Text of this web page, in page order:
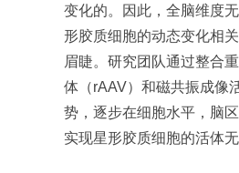
变化的。因此，全脑维度
形胶质细胞的动态变化相
眉睫。研究团队通过整合
体（rAAV）和磁共振成像
势，逐步在细胞水平，脑
实现星形胶质细胞的活体无